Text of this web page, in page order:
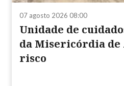
07 agosto 2026 08:00
Unidade de
da Misericórdia
risco